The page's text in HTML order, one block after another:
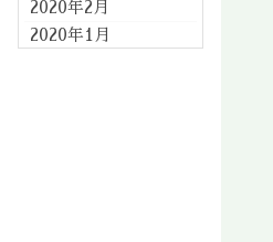
2020年2月
2020年1月